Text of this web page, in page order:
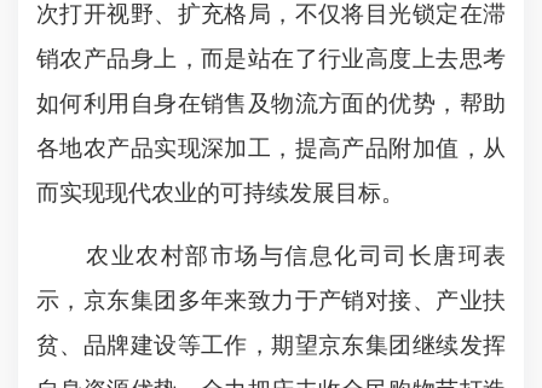
次打开视野、扩充格局，不仅将目光锁定在滞
销农产品身上，而是站在了行业高度上去思考
如何利用自身在销售及物流方面的优势，帮助
各地农产品实现深加工，提高产品附加值，从
而实现现代农业的可持续发展目标。
农业农村部市场与信息化司司长唐珂表
示，京东集团多年来致力于产销对接、产业扶
贫、品牌建设等工作，期望京东集团继续发挥